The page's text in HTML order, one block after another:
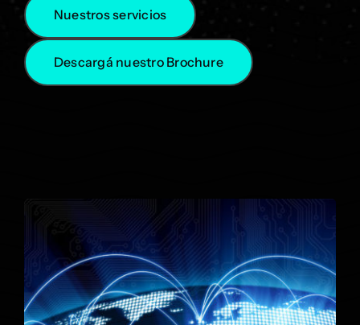
Nuestros servicios
Descargá nuestro Brochure